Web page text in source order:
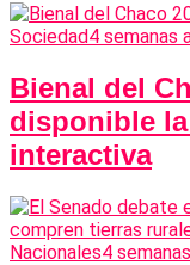
Sociedad4 semanas
Bienal del
disponible
interactiva
Nacionales4